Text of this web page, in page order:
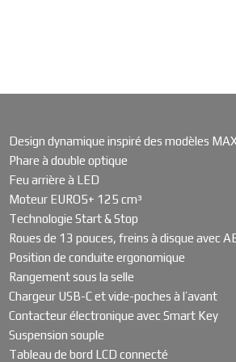
Design dynamique inspiré des modèles
Phare à double optique
Feu arrière à LED
Moteur EURO5+ 125 cm³
Technologie Start & Stop
Roues de 13 pouces, freins à disque avec
Position de conduite ergonomique
Rangement sous la selle
Chargeur USB-C et vide-poches à l’avant
Contacteur électronique avec Smart Key
Suspension souple
Tableau de bord LCD connecté